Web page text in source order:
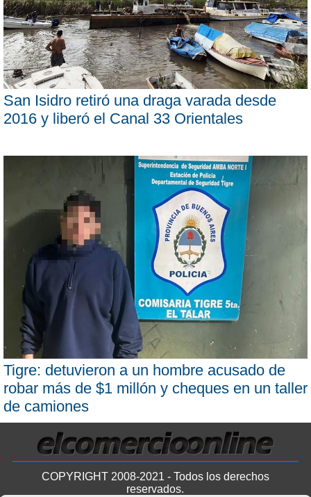
San Isidro retiró una draga varada desde
2016 y liberó el Canal 33 Orientales
Tigre: detuvieron a un hombre acusado de
robar más de $1 millón y cheques en un taller
de camiones
COPYRIGHT 2008-2021 - Todos los derechos
reservados.